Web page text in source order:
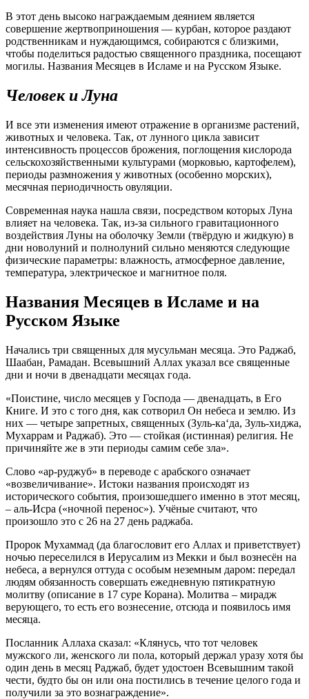
В этот день высоко награждаемым деянием является
совершение жертвоприношения — курбан, которое раздают
родственникам и нуждающимся, собираются с близкими,
чтобы поделиться радостью священного праздника, посещают
могилы. Названия Месяцев в Исламе и на Русском Языке.
Человек и Луна
И все эти изменения имеют отражение в организме растений,
животных и человека. Так, от лунного цикла зависит
интенсивность процессов брожения, поглощения кислорода
сельскохозяйственными культурами (морковью, картофелем),
периоды размножения у животных (особенно морских),
месячная периодичность овуляции.
Современная наука нашла связи, посредством которых Луна
влияет на человека. Так, из-за сильного гравитационного
воздействия Луны на оболочку Земли (твёрдую и жидкую) в
дни новолуний и полнолуний сильно меняются следующие
физические параметры: влажность, атмосферное давление,
температура, электрическое и магнитное поля.
Названия Месяцев в Исламе и на
Русском Языке
Начались три священных для мусульман месяца. Это Раджаб,
Шаабан, Рамадан. Всевышний Аллах указал все священные
дни и ночи в двенадцати месяцах года.
«Поистине, число месяцев у Господа — двенадцать, в Его
Книге. И это с того дня, как сотворил Он небеса и землю. Из
них — четыре запретных, священных (Зуль-ка‘да, Зуль-хиджа,
Мухаррам и Раджаб). Это — стойкая (истинная) религия. Не
причиняйте же в эти периоды самим себе зла».
Слово «ар-руджуб» в переводе с арабского означает
«возвеличивание». Истоки названия происходят из
исторического события, произошедшего именно в этот месяц,
– аль-Исра («ночной перенос»). Учёные считают, что
произошло это с 26 на 27 день раджаба.
Пророк Мухаммад (да благословит его Аллах и приветствует)
ночью переселился в Иерусалим из Мекки и был вознесён на
небеса, а вернулся оттуда с особым неземным даром: передал
людям обязанность совершать ежедневную пятикратную
молитву (описание в 17 суре Корана). Молитва – мирадж
верующего, то есть его вознесение, отсюда и появилось имя
месяца.
Посланник Аллаха сказал: «Клянусь, что тот человек
мужского ли, женского ли пола, который держал уразу хотя бы
один день в месяц Раджаб, будет удостоен Всевышним такой
чести, будто бы он или она постились в течение целого года и
получили за это вознаграждение».